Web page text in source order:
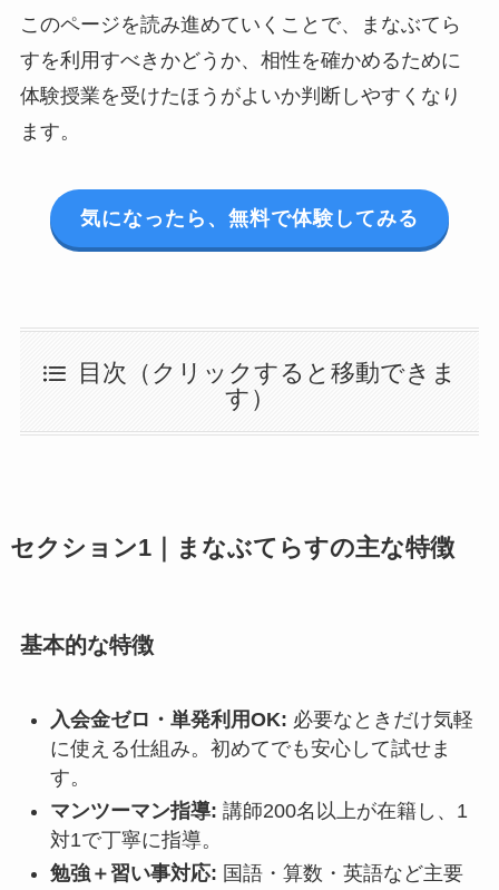
このページを読み進めていくことで、まなぶてら
すを利用すべきかどうか、相性を確かめるために
体験授業を受けたほうがよいか判断しやすくなり
ます。
気になったら、無料で体験してみる
目次（クリックすると移動できま
す）
セクション1｜まなぶてらすの主な特徴
基本的な特徴
入会金ゼロ・単発利用OK: 必要なときだけ気軽
に使える仕組み。初めてでも安心して試せま
す。
マンツーマン指導: 講師200名以上が在籍し、1
対1で丁寧に指導。
勉強＋習い事対応: 国語・算数・英語など主要